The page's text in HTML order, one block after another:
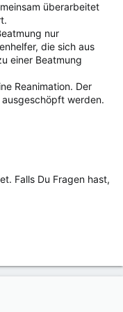
überarbeitet
nur
die sich aus
einer Beatmung
Reanimation. Der
werden.
Falls Du Fragen hast,